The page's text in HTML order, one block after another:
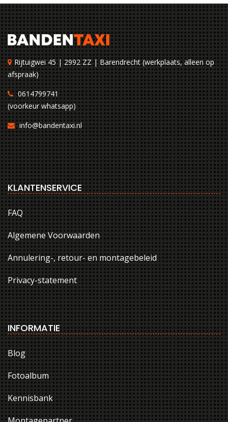
Rijtuigwei 45 | 2992 ZZ | Barendrecht (werkplaats, alleen op
afspraak)
0614799741
(voorkeur whatsapp)
info@bandentaxi.nl
KLANTENSERVICE
FAQ
Algemene Voorwaarden
Annulering-, retour- en montagebeleid
Privacy-statement
INFORMATIE
Blog
Fotoalbum
Kennisbank